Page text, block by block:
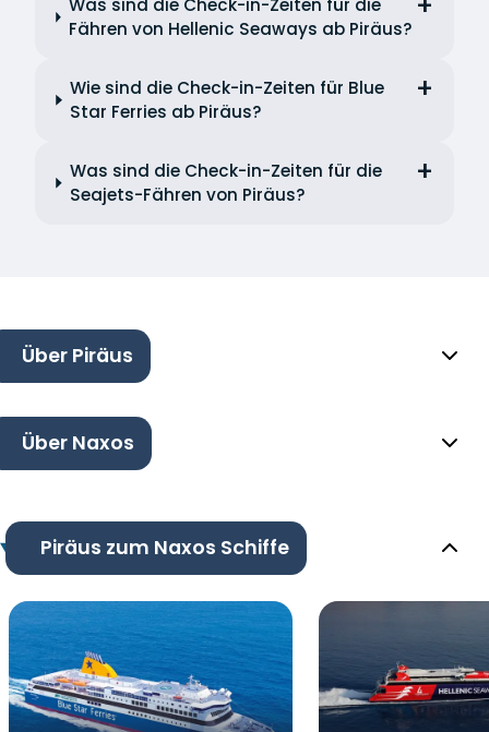
Was sind die Check-in-Zeiten für die
Fähren von Hellenic Seaways ab Piräus?
Wie sind die Check-in-Zeiten für Blue
Star Ferries ab Piräus?
Was sind die Check-in-Zeiten für die
Seajets-Fähren von Piräus?
Über Piräus
Über Naxos
Piräus zum Naxos Schiffe